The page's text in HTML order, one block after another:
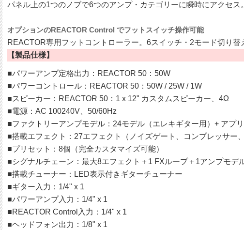
パネル上の1つのノブで6つのアンプ・カテゴリーに瞬時にアクセ
オプションのREACTOR Control でフットスイッチ操作可能
REACTOR専用フットコントローラー。6スイッチ・2モード切り
【製品仕様】
■パワーアンプ定格出力：REACTOR 50：50W
■パワーコントロール：REACTOR 50：50W / 25W / 1W
■スピーカー：REACTOR 50：1 x 12" カスタムスピーカー、4Ω
■電源：AC 100240V、50/60Hz
■ファクトリーアンプモデル：24モデル（エレキギター用）+ アプ
■搭載エフェクト：27エフェクト（ノイズゲート、コンプレッサー
■プリセット：8個（完全カスタマイズ可能）
■シグナルチェーン：最大8エフェクト＋1 FXループ＋1アンプモデ
■搭載チューナー：LED表示付きギターチューナー
■ギター入力：1/4" x 1
■パワーアンプ入力：1/4" x 1
■REACTOR Control入力：1/4" x 1
■ヘッドフォン出力：1/8" x 1